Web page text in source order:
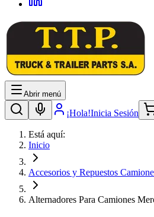
Abrir menú
¡Hola!Inicia Sesión
Está aquí:
Inicio
Accesorios y Repuestos
Alternadores Para Camiones